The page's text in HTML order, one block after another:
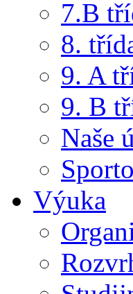
7.B
8.
9. A
9. B
Naše
Výuka